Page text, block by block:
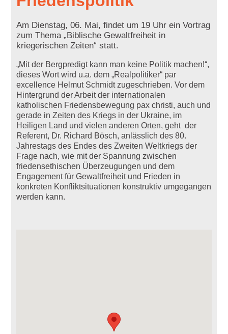
Am Dienstag, 06. Mai, findet um 19 Uhr ein Vortrag
zum Thema „Biblische Gewaltfreiheit in
kriegerischen Zeiten“ statt.
„Mit der Bergpredigt kann man keine Politik machen!“,
dieses Wort wird u.a. dem „Realpolitiker“ par
excellence Helmut Schmidt zugeschrieben. Vor dem
Hintergrund der Arbeit der internationalen
katholischen Friedensbewegung pax christi, auch und
gerade in Zeiten des Kriegs in der Ukraine, im
Heiligen Land und vielen anderen Orten, geht der
Referent, Dr. Richard Bösch, anlässlich des 80.
Jahrestags des Endes des Zweiten Weltkriegs der
Frage nach, wie mit der Spannung zwischen
friedensethischen Überzeugungen und dem
Engagement für Gewaltfreiheit und Frieden in
konkreten Konfliktsituationen konstruktiv umgegangen
werden kann.